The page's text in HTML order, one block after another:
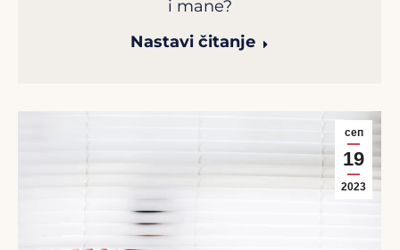
i mane?
Nastavi čitanje
сеп
19
2023